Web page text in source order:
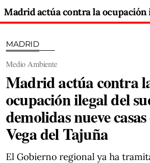
MADRID
Medio Ambiente
Madrid actúa contra
ocupación ilegal del
demolidas nueve
Vega del Tajuña
El Gobierno regional ya ha